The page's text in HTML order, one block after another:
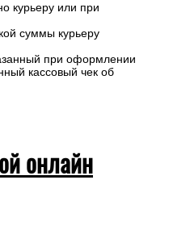
курьеру или при
суммы курьеру
при оформлении
кассовый чек об
онлайн